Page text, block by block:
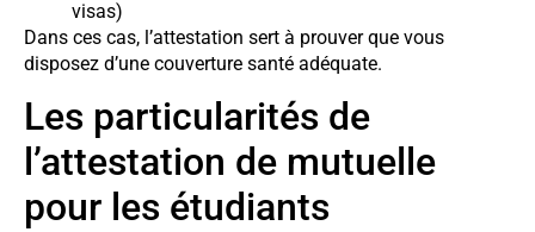
visas)
Dans ces cas, l’attestation sert à prouver que vous
disposez d’une couverture santé adéquate.
Les particularités de
l’attestation de mutuelle
pour les étudiants